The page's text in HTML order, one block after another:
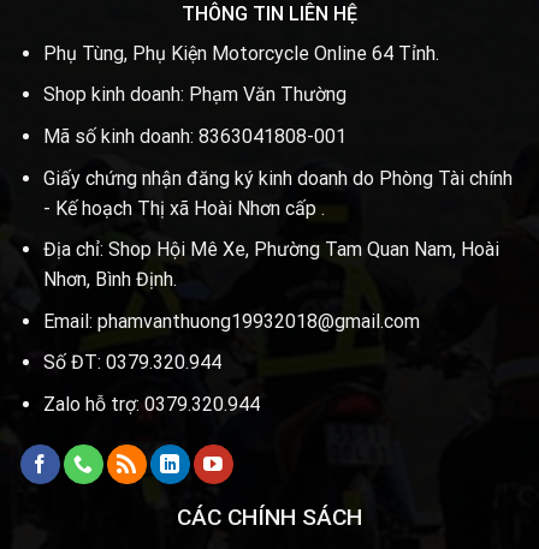
THÔNG TIN LIÊN HỆ
Phụ Tùng, Phụ Kiện Motorcycle Online 64 Tỉnh.
Shop kinh doanh: Phạm Văn Thường
Mã số kinh doanh: 8363041808-001
Giấy chứng nhận đăng ký kinh doanh do Phòng Tài chính
- Kế hoạch Thị xã Hoài Nhơn cấp .
Địa chỉ: Shop Hội Mê Xe, Phường Tam Quan Nam, Hoài
Nhơn, Bình Định.
Email: phamvanthuong19932018@gmail.com
Số ĐT: 0379.320.944
Zalo hỗ trợ: 0379.320.944
CÁC CHÍNH SÁCH